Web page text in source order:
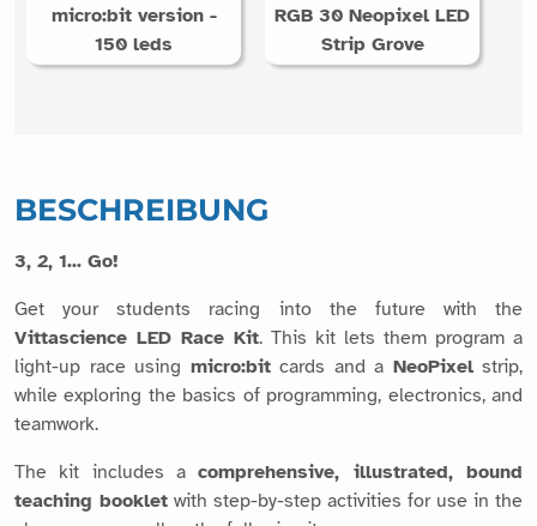
micro:bit version -
150 leds
RGB 30 Neopixel LED
Strip Grove
BESCHREIBUNG
3, 2, 1... Go!
Get your students racing into the future with the
Vittascience LED Race Kit. This kit lets them program a
light-up race using micro:bitcards and a NeoPixelstrip,
while exploring the basics of programming, electronics, and
teamwork.
The kit includes acomprehensive, illustrated, bound
teaching booklet with step-by-step activities for use in the